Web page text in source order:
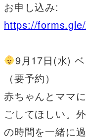
お申し込み:
https://
9月17日(水)
（要予約）
赤ちゃんとママ
ごしてほしい。
の時間を一緒に